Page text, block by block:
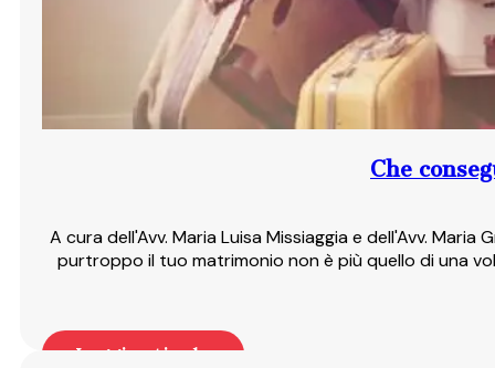
Che
A cura dell'Avv. Maria Luisa Missiaggia e dell'Avv.
purtroppo il tuo matrimonio non è più quello di una
Leggi articolo